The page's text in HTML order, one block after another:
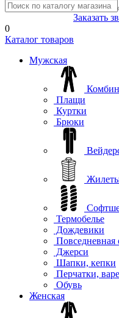
Заказать
0
Каталог товаров
Мужская
Плащи
Куртки
Брюки
Термобелье
Дождевики
Повседневная
Джерси
Шапки, кепки
Перчатки,
Обувь
Женская